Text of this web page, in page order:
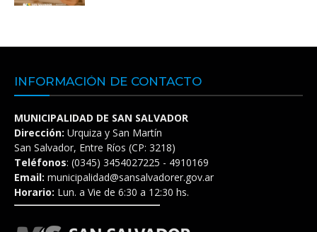
INFORMACIÓN DE CONTACTO
MUNICIPALIDAD DE SAN SALVADOR
Dirección: Urquiza y San Martín
San Salvador, Entre Ríos (CP: 3218)
Teléfonos: (0345) 3454027225 - 4910169
Email: municipalidad@sansalvadorer.gov.ar
Horario: Lun. a Vie de 6:30 a 12:30 hs.